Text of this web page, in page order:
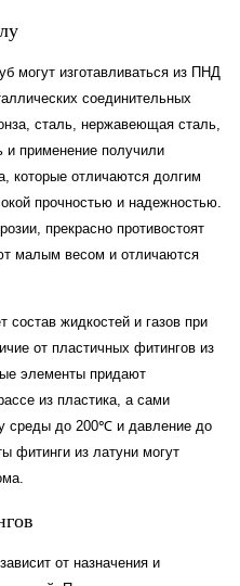
могут изготавливаться из ПНД
соединительных
сталь, нержавеющая сталь,
и применение получили
которые отличаются долгим
прочностью и надежностью.
прекрасно противостоят
малым весом и отличаются
состав жидкостей и газов при
от пластичных фитингов из
элементы придают
из пластика, а сами
среды до 200℃ и давление до
фитинги из латуни могут
от назначения и